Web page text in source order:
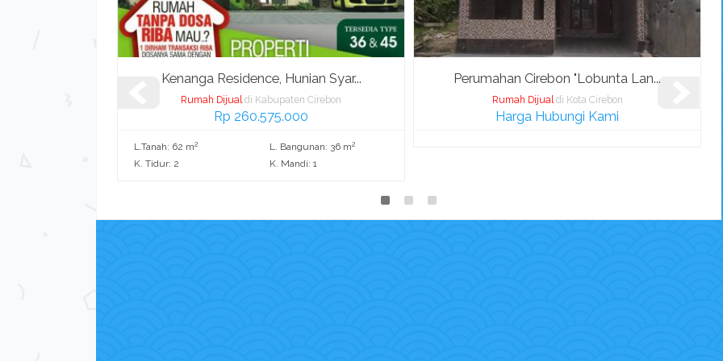
Kenanga Residence, Hunian Syar...
Rumah Dijual di Kabupaten Cirebon
Rp 260.575.000
L.Tanah: 62 m2 L. Bangunan: 36 m2
K. Tidur: 2 K. Mandi: 1
Perumahan Cirebon "Lobunta Lan...
Rumah Dijual di Kota Cirebon
Harga Hubungi Kami